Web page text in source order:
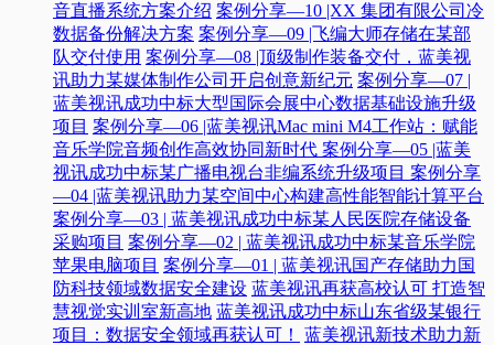
音直播系统方案介绍 案例分享—10 |XX 集团有限公司冷
数据备份解决方案 案例分享—09 |飞编大师存储在某部
队交付使用 案例分享—08 |顶级制作装备交付，蓝美视
讯助力某媒体制作公司开启创意新纪元 案例分享—07 |
蓝美视讯成功中标大型国际会展中心数据基础设施升级
项目 案例分享—06 |蓝美视讯Mac mini M4工作站：赋能
音乐学院音频创作高效协同新时代​ 案例分享—05 |蓝美
视讯成功中标某广播电视台非编系统升级项目​ 案例分享
—04 |蓝美视讯助力某空间中心构建高性能智能计算平台​
案例分享—03 | 蓝美视讯成功中标某人民医院存储设备
采购项目 案例分享—02 | 蓝美视讯成功中标某音乐学院
苹果电脑项目 案例分享—01 | 蓝美视讯国产存储助力国
防科技领域数据安全建设 蓝美视讯再获高校认可 打造智
慧视觉实训室新高地 蓝美视讯成功中标山东省级某银行
项目：数据安全领域再获认可！
蓝美视讯新技术助力新